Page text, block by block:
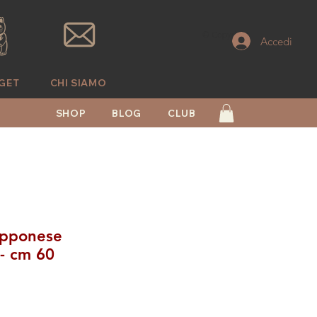
© Copyright
CHI SIAMO
Accedi
SHOP BLOG CLUB
cm 60